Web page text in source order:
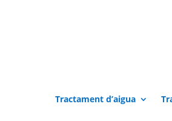
Tractament d’aigua